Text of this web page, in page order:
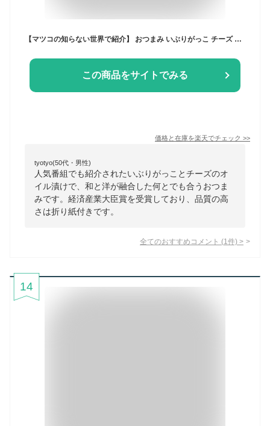
【マツコの知らない世界で紹介】 おつまみ いぶりがっこ チーズ オリーブオイル漬 つまみ 瓶詰 ワイン 白ワイン ウィスキー ハイボール ビール 日本酒 常温 1000円 おしゃれ ギフト 手土産 高級 お取り寄せ / 公式 ノルテカルタ
この商品をサイトでみる
価格と在庫を楽天でチェック >>
tyotyo(50代・男性)
人気番組でも紹介されたいぶりがっことチーズのオ
イル漬けで、和と洋が融合した何とでも合うおつま
みです。経済産業大臣賞を受賞しており、品質の高
さは折り紙付きです。
全てのおすすめコメント (1 件) >
14